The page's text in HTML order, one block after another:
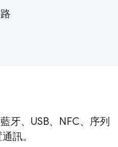
牙、USB、NFC、序列
訊。